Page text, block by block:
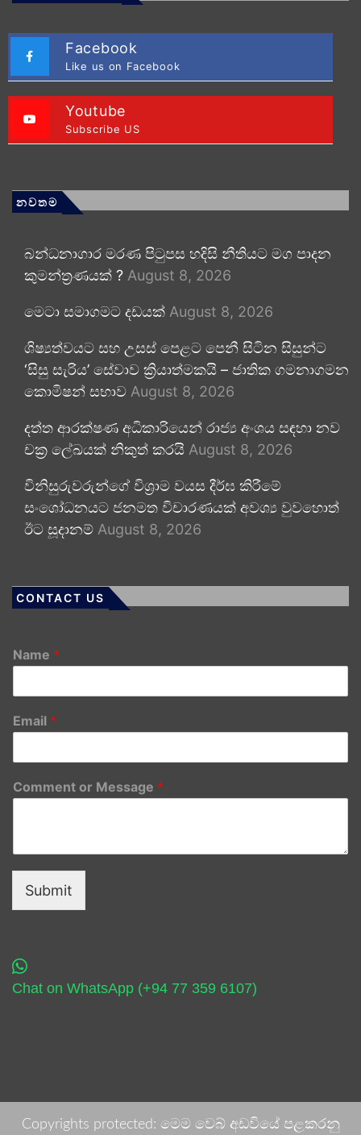
Facebook
Like us on Facebook
Youtube
Subscribe US
නවතම
බන්ධනාගාර මරණ පිටුපස හදිසි නීතියට මග පාදන
කුමන්ත්‍රණයක් ? August 8, 2026
මෙටා සමාගමට දඩයක් August 8, 2026
ශිෂ්‍යත්වයට සහ උසස් පෙළට පෙනී සිටින සිසුන්ට
‘සිසු සැරිය’ සේවාව ක්‍රියාත්මකයි – ජාතික ගමනාගමන
කොමිෂන් සභාව August 8, 2026
දත්ත ආරක්ෂණ අධිකාරියෙන් රාජ්‍ය අංශය සඳහා නව
චක්‍ර ලේඛයක් නිකුත් කරයි August 8, 2026
විනිසුරුවරුන්ගේ විශ්‍රාම වයස දීර්ඝ කිරීමේ
සංශෝධනයට ජනමත විචාරණයක් අවශ්‍ය වුවහොත්
ඊට සූදානම් August 8, 2026
CONTACT US
Name *
Email *
Comment or Message *
Submit
Chat on WhatsApp (+94 77 359 6107)
Copyrights protected: මෙම වෙබ් අඩවියේ පළකරනු